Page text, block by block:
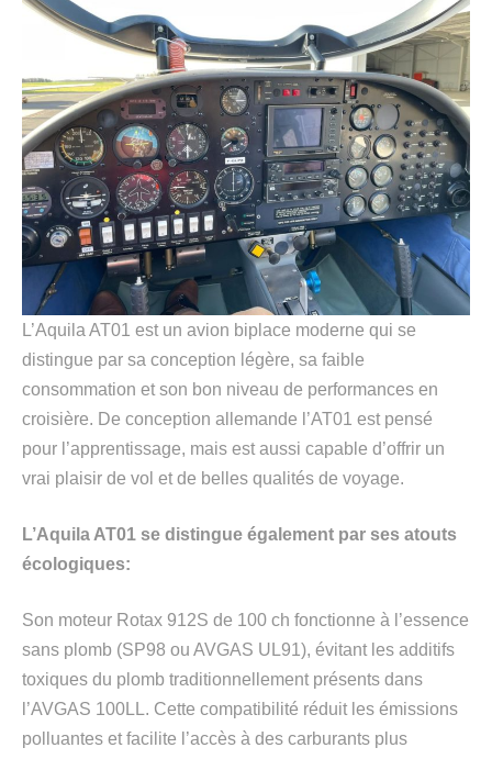
L’Aquila AT01 est un avion biplace moderne qui se
distingue par sa conception légère, sa faible
consommation et son bon niveau de performances en
croisière. De conception allemande l’AT01 est pensé
pour l’apprentissage, mais est aussi capable d’offrir un
vrai plaisir de vol et de belles qualités de voyage.
L’Aquila AT01 se distingue également par ses atouts
écologiques:
Son moteur Rotax 912S de 100 ch fonctionne à l’essence
sans plomb (SP98 ou AVGAS UL91), évitant les additifs
toxiques du plomb traditionnellement présents dans
l’AVGAS 100LL. Cette compatibilité réduit les émissions
polluantes et facilite l’accès à des carburants plus